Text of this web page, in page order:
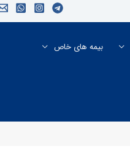
بیمه های خاص